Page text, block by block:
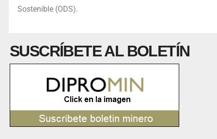
Sostenible (ODS).
SUSCRÍBETE AL BOLETÍN